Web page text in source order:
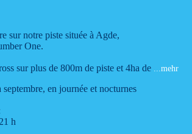
sur notre piste située à Agde,
One.
sur plus de 800m de piste et 4ha de ...mehr
en journée et nocturnes
h